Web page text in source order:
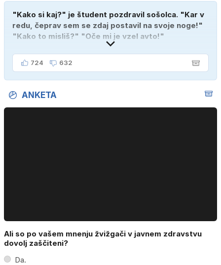
"Kako si kaj?" je študent pozdravil sošolca. "Kar v
redu, čeprav sem se zdaj postavil na svoje noge!"
"Kako to misliš?" "Oče mi je vzel avto!"
724 632
ANKETA
Ali so po vašem mnenju žvižgači v javnem zdravstvu
dovolj zaščiteni?
Da.